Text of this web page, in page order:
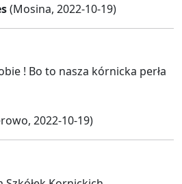
(Mosina, 2022-10-19)
! Bo to nasza kórnicka perła
2022-10-19)